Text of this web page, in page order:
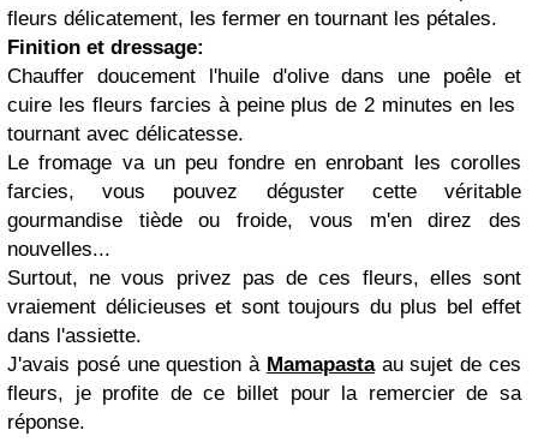
fleurs délicatement, les fermer en tournant les pétales.
Finition et dressage:
Chauffer doucement l'huile d'olive dans une poêle et
cuire les fleurs farcies à peine plus de 2 minutes en les
tournant avec délicatesse.
Le fromage va un peu fondre en enrobant les corolles
farcies, vous pouvez déguster cette véritable
gourmandise tiède ou froide, vous m'en direz des
nouvelles...
Surtout, ne vous privez pas de ces fleurs, elles sont
vraiement délicieuses et sont toujours du plus bel effet
dans l'assiette.
J'avais posé une question à Mamapastaau sujet de ces
fleurs, je profite de ce billet pour la remercier de sa
réponse.